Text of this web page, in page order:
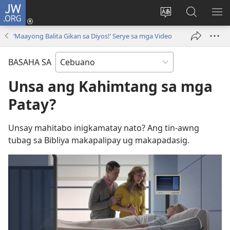
JW.ORG
Ilisi
pinulongan
sa
site
Log
(mo-
ug
window)
Pangitaa
sa
JW.ORG
‘Maayong Balita Gikan sa Diyos!’ Serye sa mga Video
BASAHA SA
Unsa ang Kahimtang sa mga
Patay?
Unsay mahitabo inigkamatay nato? Ang tin-awng
tubag sa Bibliya makapalipay ug makapadasig.